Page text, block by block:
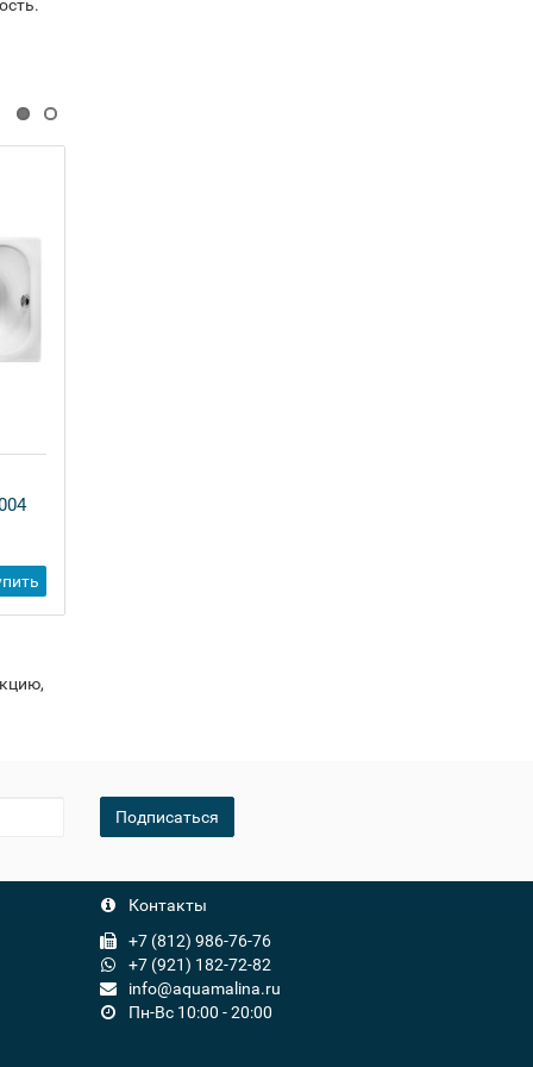
Подписаться
Контакты
+7 (812) 986-76-76
+7 (921) 182-72-82
info@aquamalina.ru
Пн-Вс 10:00 - 20:00